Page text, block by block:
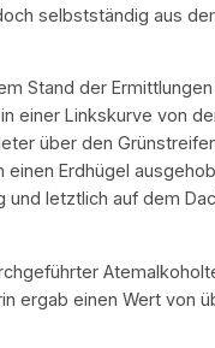
selbstständig aus
Stand der
einer Linkskurve von
über den
einen Erdhügel
und letztlich auf dem
ergab einen Wert von